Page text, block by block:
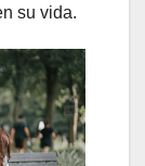
su vida.